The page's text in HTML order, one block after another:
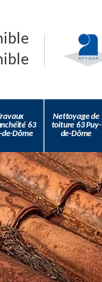
63
de-Dôme
Nettoyage de
toiture 63 Puy-
de-Dôme